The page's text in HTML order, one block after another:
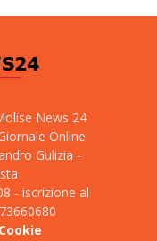
News 24
Online
Gulizia -
- iscrizione al
Cookie